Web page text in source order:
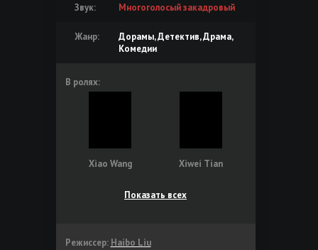
Звук: Многоголосый закадровый
Жанр:
Дорамы, Детектив, Драма,
Комедии
В ролях:
Xiao Wang Xiwei Tian
Показать всех
Режиссер: Haibo Liu